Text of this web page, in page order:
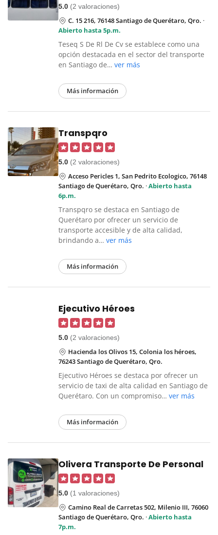
5.0 (2 valoraciones)
C. 15 216, 76148 Santiago de Querétaro, Qro. ·
Abierto hasta 5p.m.
Teseq S De Rl De Cv se establece como una
opción destacada en el sector del transporte
en Santiago de… ver más
Más información
Transpqro
5.0 (2 valoraciones)
Acceso Pericles 1, San Pedrito Ecologico, 76148
Santiago de Querétaro, Qro. ·Abierto hasta
6p.m.
Transpqro se destaca en Santiago de
Querétaro por ofrecer un servicio de
transporte accesible y de alta calidad,
brindando a… ver más
Más información
Ejecutivo Héroes
5.0 (2 valoraciones)
Hacienda los Olivos 15, Colonia los héroes,
76243 Santiago de Querétaro, Qro.
Ejecutivo Héroes se destaca por ofrecer un
servicio de taxi de alta calidad en Santiago de
Querétaro. Con un compromiso… ver más
Más información
Olivera Transporte De Personal
5.0 (1 valoraciones)
Camino Real de Carretas 502, Milenio III, 76060
Santiago de Querétaro, Qro. ·Abierto hasta
7p.m.